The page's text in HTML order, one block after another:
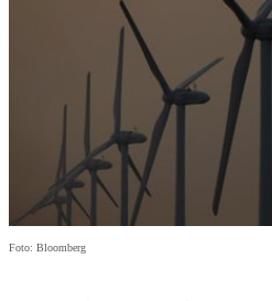
Foto: Bloomberg